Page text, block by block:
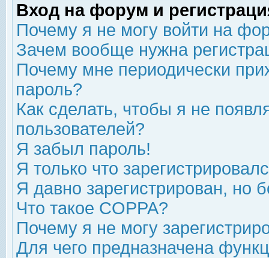
Вход на форум и
Почему я не могу войти на
Зачем вообще нужна
Почему мне периодически
пароль?
Как сделать, чтобы я не
пользователей?
Я забыл пароль!
Я только что
Я давно зарегистрирован, но
Что такое COPPA?
Почему я не могу
Для чего предназначена